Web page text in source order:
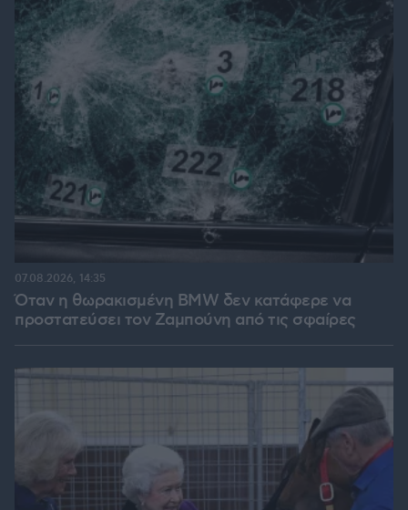
Όταν η θωρακισμένη BMW δεν κατάφερε να
προστατεύσει τον Ζαμπούνη από τις σφαίρες
07.08.2026, 14:35